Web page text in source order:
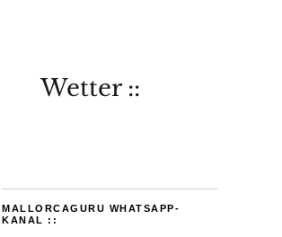
Wetter ::
MALLORCAGURU WHATSAPP-
KANAL ::